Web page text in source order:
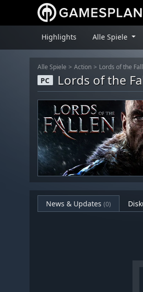
Highlights Alle Spiele
Alle Spiele Action Lords of the
PC Lords of the
News & Updates (0)